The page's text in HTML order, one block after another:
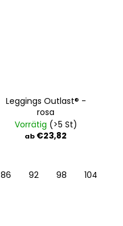
Leggings Outlast® -
rosa
Vorrätig (>5 St)
ab €23,82
86 92 98 104